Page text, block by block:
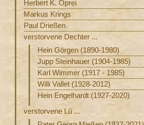
Herbert K. Oprei
Markus Krings
Paul Drießen
verstorvene Dechter ...
Hein Görgen (1890-1980)
Jupp Steinhauer (1904-1985)
Karl Wimmer (1917 - 1985)
Willi Vallet (1928-2012)
Hein Engelhardt (1927-2020)
verstorvene Lü ...